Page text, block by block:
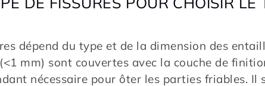
dépend du type et de la dimension des
mm) sont couvertes avec la couche de
nécessaire pour ôter les parties friables.